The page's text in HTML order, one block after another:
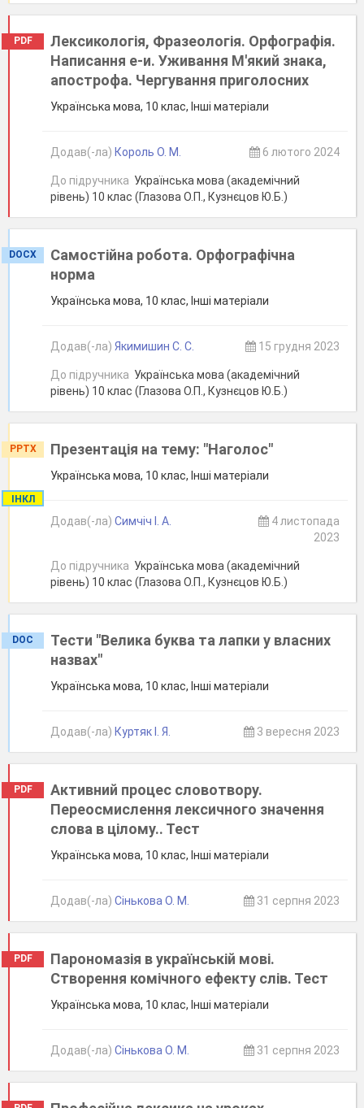
PDF
Лексикологія, Фразеологія. Орфографія.
Написання е-и. Уживання М'який знака,
апострофа. Чергування приголосних
Українська мова, 10 клас, Інші матеріали
Додав(-ла) Король О. М. 6 лютого 2024
До підручника Українська мова (академічний
рівень) 10 клас (Глазова О.П., Кузнєцов Ю.Б.)
DOCX
Самостійна робота. Орфографічна
норма
Українська мова, 10 клас, Інші матеріали
Додав(-ла) Якимишин С. С. 15 грудня 2023
До підручника Українська мова (академічний
рівень) 10 клас (Глазова О.П., Кузнєцов Ю.Б.)
PPTX
ІНКЛ
Презентація на тему: "Наголос"
Українська мова, 10 клас, Інші матеріали
Додав(-ла) Симчіч І. А.
4 листопада
2023
До підручника Українська мова (академічний
рівень) 10 клас (Глазова О.П., Кузнєцов Ю.Б.)
DOC
Тести "Велика буква та лапки у власних
назвах"
Українська мова, 10 клас, Інші матеріали
Додав(-ла) Куртяк І. Я. 3 вересня 2023
PDF
Активний процес словотвору.
Переосмислення лексичного значення
слова в цілому.. Тест
Українська мова, 10 клас, Інші матеріали
Додав(-ла) Сінькова О. М. 31 серпня 2023
PDF
Парономазія в українській мові.
Створення комічного ефекту слів. Тест
Українська мова, 10 клас, Інші матеріали
Додав(-ла) Сінькова О. М. 31 серпня 2023